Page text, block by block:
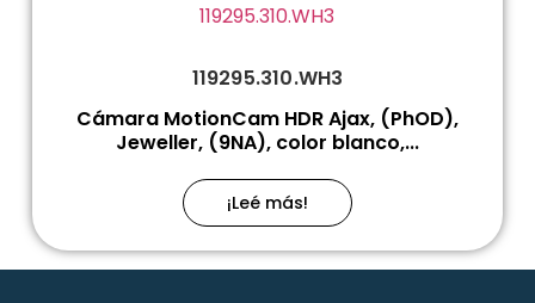
119295.310.WH3
Cámara MotionCam HDR Ajax, (PhOD),
Jeweller, (9NA), color blanco,...
¡Leé más!